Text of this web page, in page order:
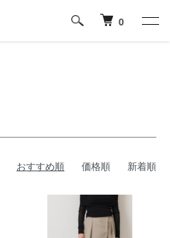
0
おすすめ順 価格順 新着順